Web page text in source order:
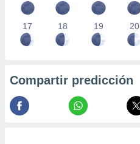
17 18 19 20
Compartir predicción